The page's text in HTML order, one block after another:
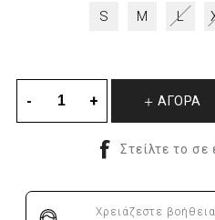
S M L
ΑΓΟΡΑ
Χρειάζεστε